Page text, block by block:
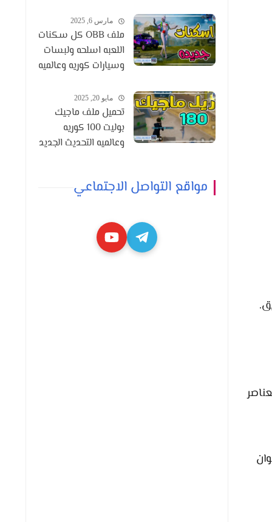
مارس 6, 2025
ملف OBB كل سكنات
اللعبه اسلحه ولبسات
وسيارات كوريه وعالميه
مايو 20, 2025
تحميل ملف ماجيك
بوليت 100 كوريه
وعالميه التحديث الجديد
مواقع التواصل الاجتماعي